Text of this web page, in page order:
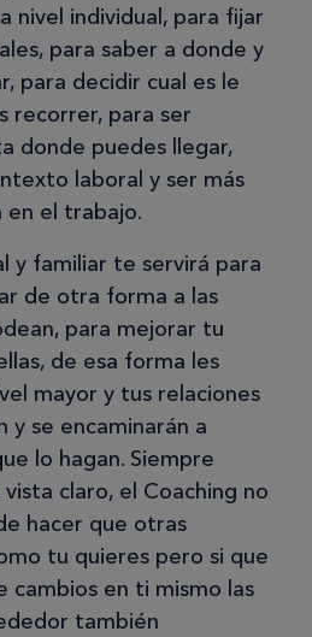
nivel individual, para fijar
para saber a donde y
para decidir cual es le
recorrer, para ser
donde puedes llegar,
laboral y ser más
en el trabajo.
y familiar te servirá para
de otra forma a las
para mejorar tu
de esa forma les
mayor y tus relaciones
y se encaminarán a
lo hagan. Siempre
claro, el Coaching no
hacer que otras
tu quieres pero si que
cambios en ti mismo las
también